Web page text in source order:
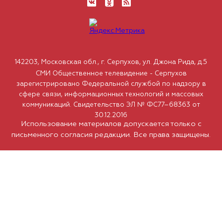
Использование материалов допускается только с
письменного согласия редакции. Все права защищены.
142203, Московская обл., г. Серпухов, ул. Джона Рида, д.5
СМИ Общественное телевидение - Серпухов
зарегистрировано Федеральной службой по надзору в
сфере связи, информационных технологий и массовых
коммуникаций. Свидетельство ЭЛ № ФС77–68363 от
30.12.2016